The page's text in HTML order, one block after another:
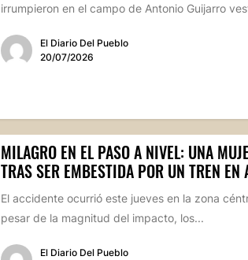
irrumpieron en el campo de Antonio Guijarro
El Diario Del Pueblo
20/07/2026
MILAGRO EN EL PASO A NIVEL: UNA
TRAS SER EMBESTIDA POR UN TREN EN
El accidente ocurrió este jueves en la zona
pesar de la magnitud del impacto, los...
El Diario Del Pueblo